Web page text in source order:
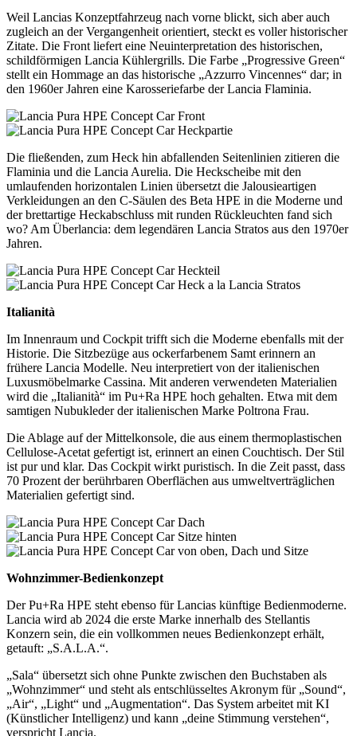
Weil Lancias Konzeptfahrzeug nach vorne blickt, sich aber auch
zugleich an der Vergangenheit orientiert, steckt es voller historischer
Zitate. Die Front liefert eine Neuinterpretation des historischen,
schildförmigen Lancia Kühlergrills. Die Farbe „Progressive Green“
stellt ein Hommage an das historische „Azzurro Vincennes“ dar; in
den 1960er Jahren eine Karosseriefarbe der Lancia Flaminia.
Die fließenden, zum Heck hin abfallenden Seitenlinien zitieren die
Flaminia und die Lancia Aurelia. Die Heckscheibe mit den
umlaufenden horizontalen Linien übersetzt die Jalousieartigen
Verkleidungen an den C-Säulen des Beta HPE in die Moderne und
der brettartige Heckabschluss mit runden Rückleuchten fand sich
wo? Am Überlancia: dem legendären Lancia Stratos aus den 1970er
Jahren.
Italianità
Im Innenraum und Cockpit trifft sich die Moderne ebenfalls mit der
Historie. Die Sitzbezüge aus ockerfarbenem Samt erinnern an
frühere Lancia Modelle. Neu interpretiert von der italienischen
Luxusmöbelmarke Cassina. Mit anderen verwendeten Materialien
wird die „Italianità“ im Pu+Ra HPE hoch gehalten. Etwa mit dem
samtigen Nubukleder der italienischen Marke Poltrona Frau.
Die Ablage auf der Mittelkonsole, die aus einem thermoplastischen
Cellulose-Acetat gefertigt ist, erinnert an einen Couchtisch. Der Stil
ist pur und klar. Das Cockpit wirkt puristisch. In die Zeit passt, dass
70 Prozent der berührbaren Oberflächen aus umweltverträglichen
Materialien gefertigt sind.
Wohnzimmer-Bedienkonzept
Der Pu+Ra HPE steht ebenso für Lancias künftige Bedienmoderne.
Lancia wird ab 2024 die erste Marke innerhalb des Stellantis
Konzern sein, die ein vollkommen neues Bedienkonzept erhält,
getauft: „S.A.L.A.“.
„Sala“ übersetzt sich ohne Punkte zwischen den Buchstaben als
„Wohnzimmer“ und steht als entschlüsseltes Akronym für „Sound“,
„Air“, „Light“ und „Augmentation“. Das System arbeitet mit KI
(Künstlicher Intelligenz) und kann „deine Stimmung verstehen“,
verspricht Lancia.